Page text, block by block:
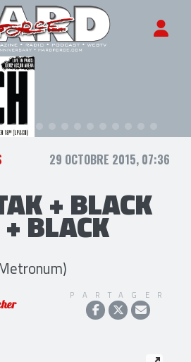
29 OCTOBRE 2015, 07:36
+ BLACK
BLACK
PARTAGER